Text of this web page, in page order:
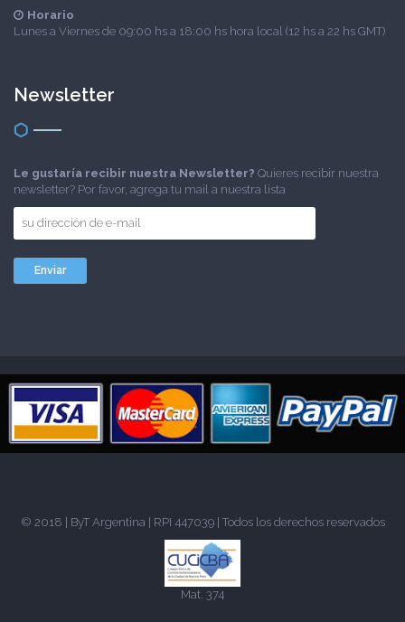
Horario
Lunes a Viernes de 09:00 hs a 18:00 hs hora local (12 hs a 22 hs GMT)
Newsletter
Le gustaría recibir nuestra Newsletter? Quieres recibir nuestra
newsletter? Por favor, agrega tu mail a nuestra lista
© 2018 | ByT Argentina | RPI 447039 | Todos los derechos reservados
Mat. 374